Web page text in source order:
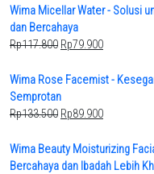
was:
Rp123.500.
is:
Wima Micellar Water - Solusi
dan Bercahaya
Rp117.800 Original
was:
Rp117.800.
Rp79.900Current
is:
Wima Rose Facemist -
Semprotan
Rp133.500 Original
was:
Rp133.500.
Rp89.900Current
is:
Rp89.900.
Wima Beauty Moisturizing
Bercahaya dan Ibadah Lebih